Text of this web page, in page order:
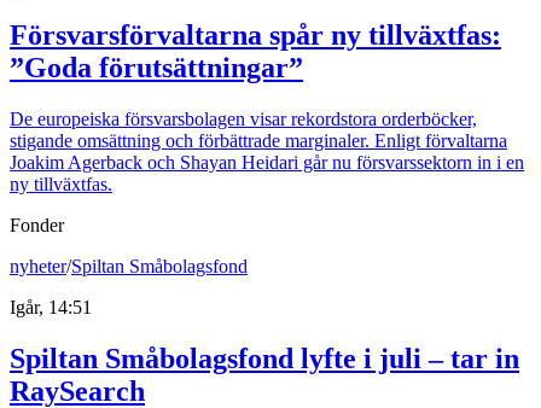
Försvarsförvaltarna spår ny tillväxtfas:
”Goda förutsättningar”
De europeiska försvarsbolagen visar rekordstora orderböcker,
stigande omsättning och förbättrade marginaler. Enligt förvaltarna
Joakim Agerback och Shayan Heidari går nu försvarssektorn in i en
ny tillväxtfas.
Fonder
nyheter/Spiltan Småbolagsfond
Igår, 14:51
Spiltan Småbolagsfond lyfte i juli – tar in
RaySearch